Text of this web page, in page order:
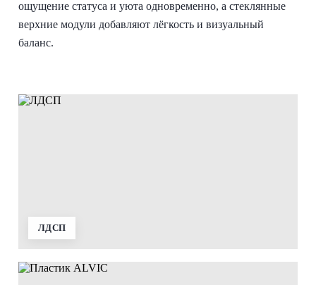
ощущение статуса и уюта одновременно, а стеклянные
верхние модули добавляют лёгкость и визуальный
баланс.
ЛДСП